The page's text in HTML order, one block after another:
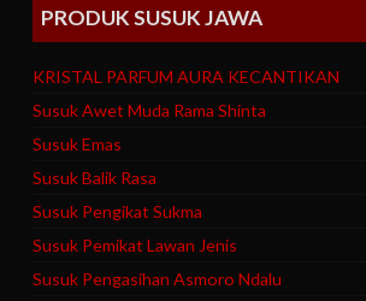
PRODUK SUSUK JAWA
KRISTAL PARFUM AURA KECANTIKAN
Susuk Awet Muda Rama Shinta
Susuk Emas
Susuk Balik Rasa
Susuk Pengikat Sukma
Susuk Pemikat Lawan Jenis
Susuk Pengasihan Asmoro Ndalu